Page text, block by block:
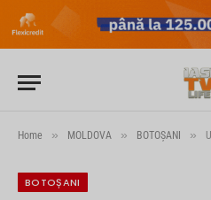
Home » MOLDOVA » BOTOȘANI »
BOTOȘANI